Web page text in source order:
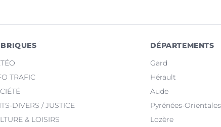
TRAFIC
DIVERS / JUSTICE
& LOISIRS
DÉPARTEMENTS
Gard
Hérault
Aude
Pyrénées-Orientales
Lozère